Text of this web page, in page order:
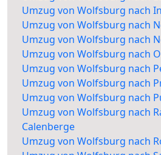
Umzug von Wolfsburg nach
Umzug von Wolfsburg nach
Umzug von Wolfsburg nach
Umzug von Wolfsburg nach
Umzug von Wolfsburg nach
Umzug von Wolfsburg nach
Umzug von Wolfsburg nach
Umzug von Wolfsburg nach
Calenberge
Umzug von Wolfsburg nach